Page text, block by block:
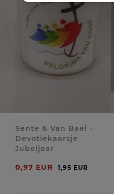
Sente & Van Bael -
Devotiekaarsje
Jubeljaar
0,97 EUR 1,95 EUR